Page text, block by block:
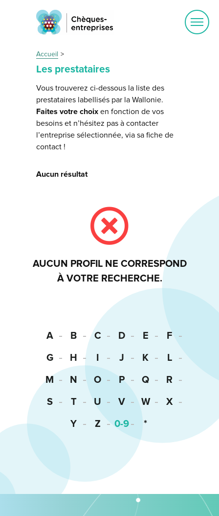
Accueil
Les prestataires
Vous trouverez ci-dessous la liste des
prestataires labellisés par la Wallonie.
Faites votre choix en fonction de vos
besoins et n’hésitez pas à contacter
l’entreprise sélectionnée, via sa fiche de
contact !
Aucun résultat
AUCUN PROFIL NE CORRESPOND
À VOTRE RECHERCHE.
A B C D E
F
G
H I J K
L
M
N O P Q
R
S
T U V W
X
Y
Z 0-9 *
Ouvrir
le